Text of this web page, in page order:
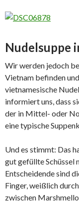
Nudelsuppe
Wir werden jedoch
Vietnam befinden
vietnamesische
informiert uns, dass
der in Mittel- oder
eine typische
Und es stimmt: Das
gut gefüllte Schüssel
Entscheidende sind
Finger, weißlich
zwischen